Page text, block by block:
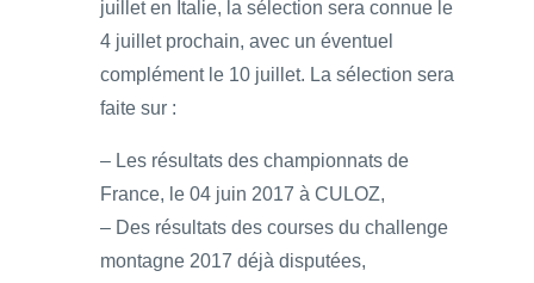
juillet en Italie, la sélection sera connue le
4 juillet prochain, avec un éventuel
complément le 10 juillet. La sélection sera
faite sur :
– Les résultats des championnats de
France, le 04 juin 2017 à CULOZ,
– Des résultats des courses du challenge
montagne 2017 déjà disputées,